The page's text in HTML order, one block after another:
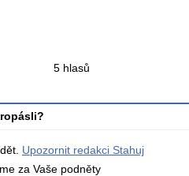
5 hlasů
Upozornit redakci Stahuj
za Vaše podněty